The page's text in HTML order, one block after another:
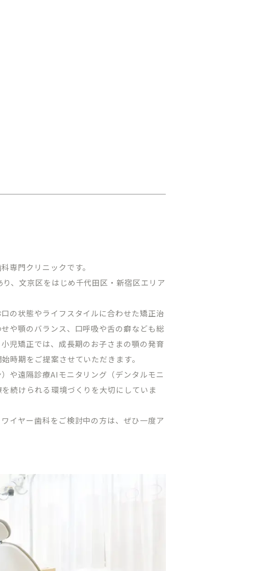
専門クリニックです。
、文京区をはじめ千代田区・新宿区エリア
の状態やライフスタイルに合わせた矯正治
や顎のバランス、口呼吸や舌の癖なども総
児矯正では、成長期のお子さまの顎の発育
時期をご提案させていただきます。
や遠隔診療AIモニタリング（デンタルモニ
続けられる環境づくりを大切にしていま
イヤー歯科をご検討中の方は、ぜひ一度ア